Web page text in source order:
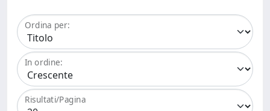
Ordina per:
In ordine:
Risultati/Pagina